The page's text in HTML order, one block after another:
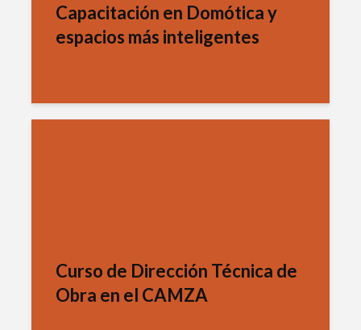
Capacitación en Domótica y
espacios más inteligentes
Curso de Dirección Técnica de
Obra en el CAMZA